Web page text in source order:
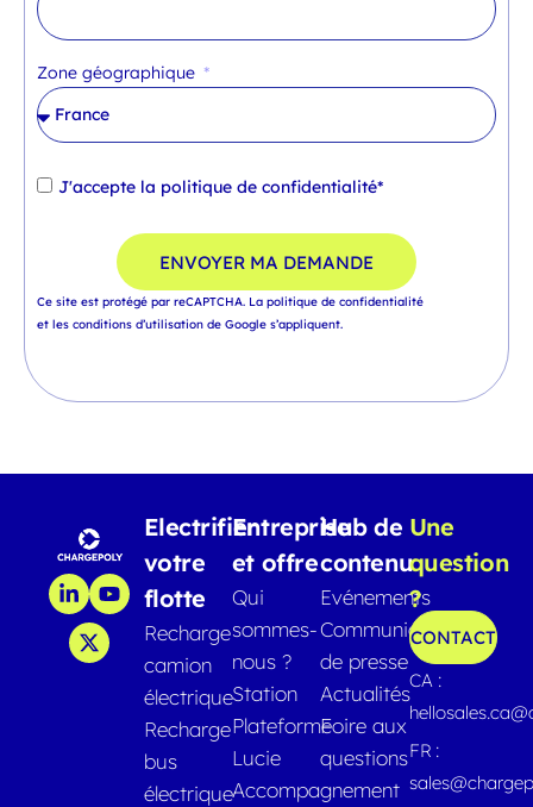
Zone géographique
J'accepte la politique de confidentialité*
ENVOYER MA DEMANDE
Ce site est protégé par reCAPTCHA. La politique de confidentialité
et les conditions d’utilisation de Google s’appliquent.
Electrifier
votre
flotte
Recharge
camion
électrique
Recharge
bus
électrique
Entreprise
et offre
Qui
sommes-
nous ?
Station
Plateforme
Lucie
Accompagnement
Hub de
contenu
Evénements
Communiqués
de presse
Actualités
Foire aux
questions
Une
question
?
CONTACT
CA :
FR :